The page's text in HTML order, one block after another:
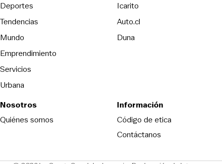
Deportes
Tendencias
Mundo
Emprendimiento
Servicios
Urbana
Icarito
Auto.cl
DunaOpens in new window
Nosotros
Quiénes somos
Información
Código de eticaOpens in new
Contáctanos